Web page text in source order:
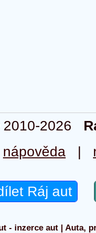
2026
nápověda |
Ráj aut
- inzerce aut | Auta,